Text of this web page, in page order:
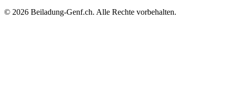
© 2026 Beiladung-Genf.ch. Alle Rechte vorbehalten.